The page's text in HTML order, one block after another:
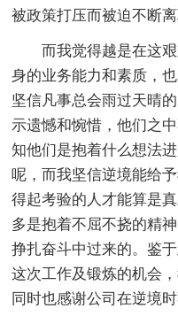
被政策打压而被迫不断离
而我觉得越是在这
身的业务能力和素质，
坚信凡事总会雨过天晴
示遗憾和惋惜，他们之
知他们是抱着什么想法
呢，而我坚信逆境能给
得起考验的人才能算是
多是抱着不屈不挠的精
挣扎奋斗中过来的。鉴
这次工作及锻炼的机会
同时也感谢公司在逆境